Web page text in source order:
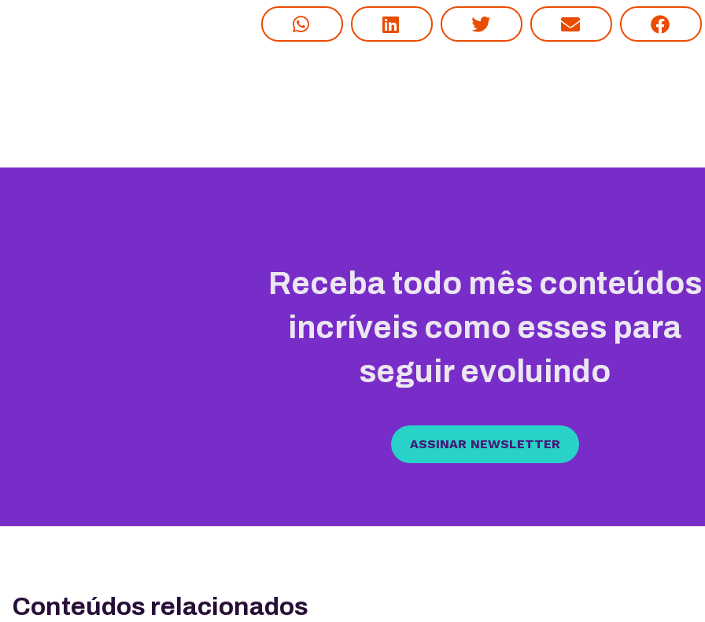
Receba todo mês conteúdos
incríveis como esses para
seguir evoluindo
ASSINAR NEWSLETTER
Conteúdos relacionados